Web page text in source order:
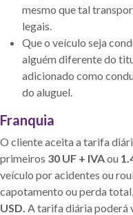
mesmo que tal
legais.
Que o veículo seja
alguém diferente do
adicionado como
do aluguel.
Franquia
O cliente aceita a tarifa
primeiros 30 UF + IVAou
veículo por acidentes ou
capotamento ou perda
USD. A tarifa diária poderá